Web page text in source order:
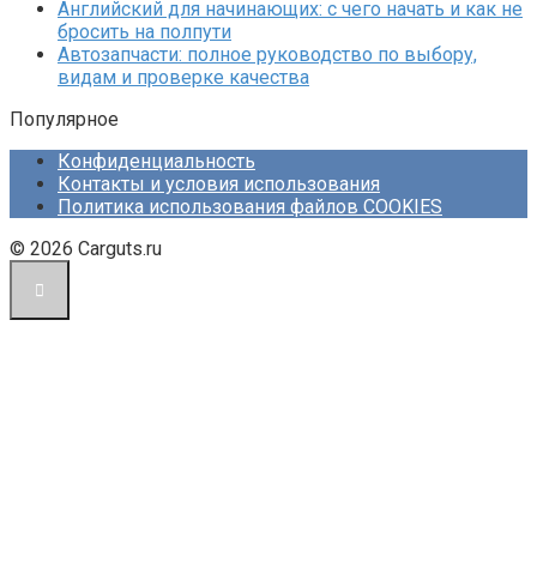
Английский для начинающих: с чего начать и как не
бросить на полпути
Автозапчасти: полное руководство по выбору,
видам и проверке качества
Популярное
Конфиденциальность
Контакты и условия использования
Политика использования файлов COOKIES
© 2026 Carguts.ru